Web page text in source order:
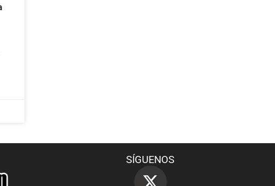
SÍGUENOS